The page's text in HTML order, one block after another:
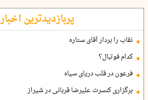
پربازدیدترین اخبار
نقاب را بردار آقای ستاره
کدام فوتبال؟
فرعون در قلب دریای سیاه
برگزاری کنسرت علیرضا قربانی در شیراز